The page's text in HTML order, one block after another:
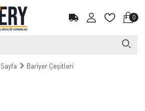
0
Bariyer Çeşitleri